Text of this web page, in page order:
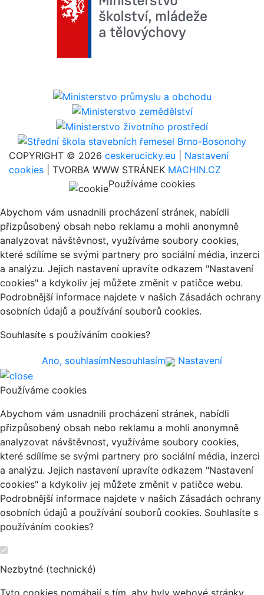
COPYRIGHT © 2026 ceskerucicky.eu
Nastavení
cookies | TVORBA WWW STRÁNEK MACHIN.CZ
Používáme cookies
Abychom vám usnadnili procházení stránek, nabídli
přizpůsobený obsah nebo reklamu a mohli anonymně
analyzovat návštěvnost, využíváme soubory cookies,
které sdílíme se svými partnery pro sociální média, inzerci
a analýzu. Jejich nastavení upravíte odkazem "Nastavení
cookies" a kdykoliv jej můžete změnit v patičce webu.
Podrobnější informace najdete v našich Zásadách ochrany
osobních údajů a používání souborů cookies.
Souhlasíte s používáním cookies?
Ano, souhlasímNesouhlasím Nastavení
Používáme cookies
Abychom vám usnadnili procházení stránek, nabídli
přizpůsobený obsah nebo reklamu a mohli anonymně
analyzovat návštěvnost, využíváme soubory cookies,
které sdílíme se svými partnery pro sociální média, inzerci
a analýzu. Jejich nastavení upravíte odkazem "Nastavení
cookies" a kdykoliv jej můžete změnit v patičce webu.
Podrobnější informace najdete v našich Zásadách ochrany
osobních údajů a používání souborů cookies. Souhlasíte s
používáním cookies?
Nezbytné (technické)